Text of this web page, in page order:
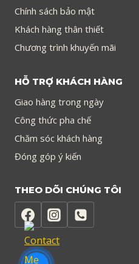
Chính sách bảo mật
Khách hàng thân thiết
Chương trình khuyến mãi
HỖ TRỢ KHÁCH HÀNG
Giao hàng trong ngày
Công thức pha chế
Chăm sóc khách hàng
Đóng góp ý kiến
THEO DÕI CHÚNG TÔI